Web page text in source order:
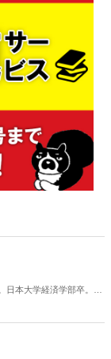
本大学経済学部卒。経
「そこまで言って委員
とだった！！ 誰にもわ